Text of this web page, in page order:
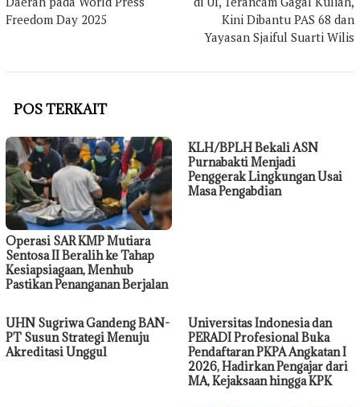
Freedom Day 2025
Kini Dibantu PAS 68 dan
Yayasan Sjaiful Suarti Wilis
POS TERKAIT
Operasi SAR KMP Mutiara
Sentosa II Beralih ke Tahap
Kesiapsiagaan, Menhub
Pastikan Penanganan Berjalan
KLH/BPLH Bekali ASN
Purnabakti Menjadi
Penggerak Lingkungan Usai
Masa Pengabdian
UHN Sugriwa Gandeng BAN-
PT Susun Strategi Menuju
Akreditasi Unggul
Universitas Indonesia dan
PERADI Profesional Buka
Pendaftaran PKPA Angkatan I
2026, Hadirkan Pengajar dari
MA, Kejaksaan hingga KPK